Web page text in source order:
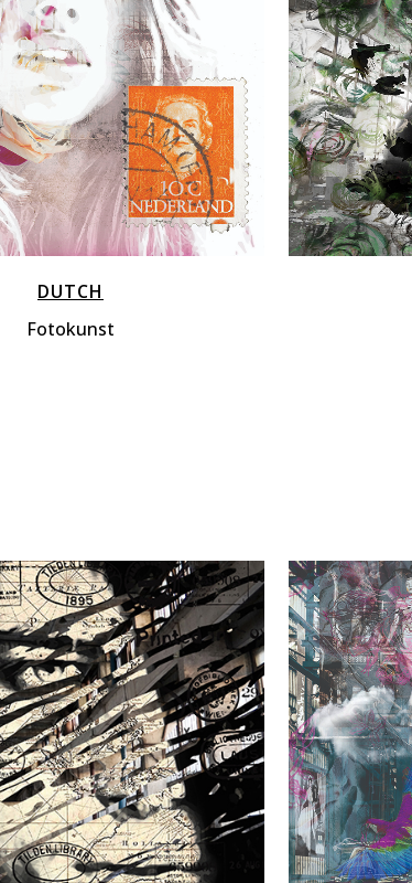
ZOOM VIEW
DUTCH
Fotokunst
ZOOM VIEW